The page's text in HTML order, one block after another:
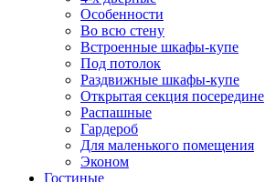
Особенности
Во всю стену
Встроенные шкафы-купе
Под потолок
Раздвижные шкафы-купе
Открытая секция посередине
Распашные
Гардероб
Для маленького помещения
Эконом
Гостиные